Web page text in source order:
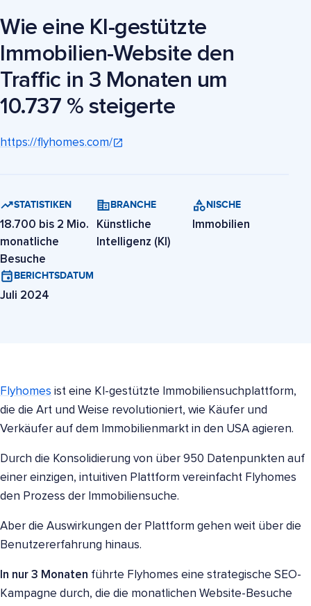
Wie eine KI-gestützte
Immobilien-Website den
Traffic in 3 Monaten um
10.737 % steigerte
https://flyhomes.com/
STATISTIKEN
18.700 bis 2 Mio.
monatliche
Besuche
BRANCHE
Künstliche
Intelligenz (KI)
NISCHE
Immobilien
BERICHTSDATUM
Juli 2024
Flyhomes ist eine KI-gestützte Immobiliensuchplattform,
die die Art und Weise revolutioniert, wie Käufer und
Verkäufer auf dem Immobilienmarkt in den USA agieren.
Durch die Konsolidierung von über 950 Datenpunkten auf
einer einzigen, intuitiven Plattform vereinfacht Flyhomes
den Prozess der Immobiliensuche.
Aber die Auswirkungen der Plattform gehen weit über die
Benutzererfahrung hinaus.
In nur 3 Monaten führte Flyhomes eine strategische SEO-
Kampagne durch, die die monatlichen Website-Besuche